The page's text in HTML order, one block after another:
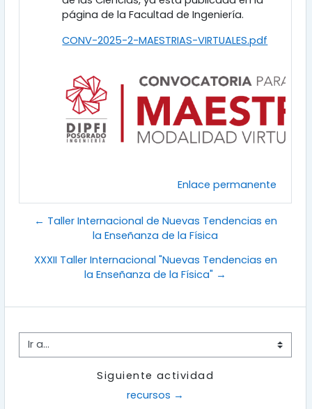
página de la Facultad de Ingeniería.
CONV-2025-2-MAESTRIAS-VIRTUALES.pdf
Enlace permanente
← Taller Internacional de Nuevas Tendencias en
la Enseñanza de la Física
XXXII Taller Internacional "Nuevas Tendencias en
la Enseñanza de la Física" →
Ir a...
Siguiente actividad
recursos →